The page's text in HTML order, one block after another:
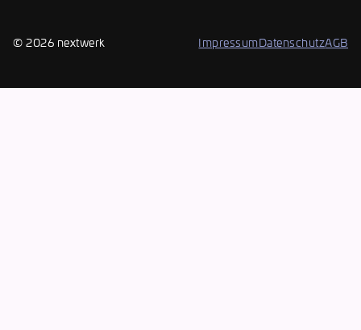
© 2026 nextwerk ImpressumDatenschutzAGB